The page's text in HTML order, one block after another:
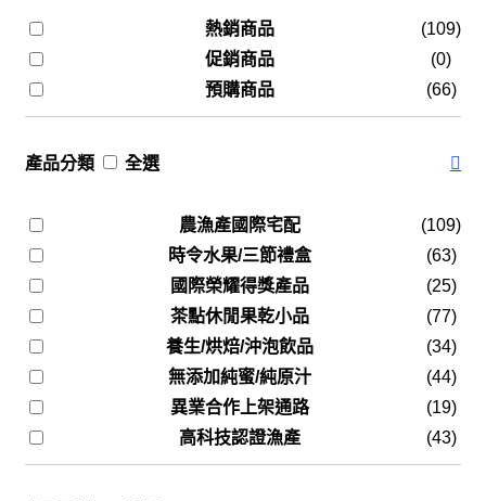
熱銷商品
(109)
促銷商品
(0)
預購商品
(66)
產品分類 全選
農漁產國際宅配
(109)
時令水果/三節禮盒
(63)
國際榮耀得獎產品
(25)
茶點休閒果乾小品
(77)
養生/烘焙/沖泡飲品
(34)
無添加純蜜/純原汁
(44)
異業合作上架通路
(19)
高科技認證漁產
(43)